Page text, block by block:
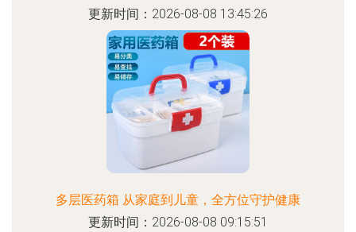
更新时间：2026-08-08 13:45:26
多层医药箱 从家庭到儿童，全方位守护健康
更新时间：2026-08-08 09:15:51